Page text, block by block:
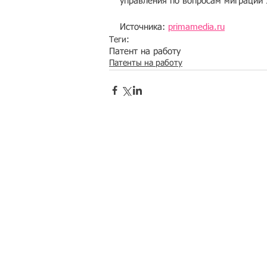
Источника: primamedia.ru
Теги:
Патент на работу
Патенты на работу